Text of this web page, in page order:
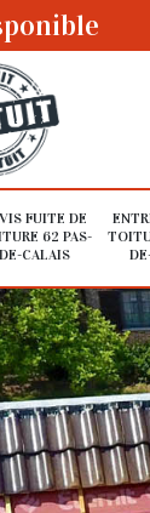
FUITE DE
62 PAS-
DE-CALAIS